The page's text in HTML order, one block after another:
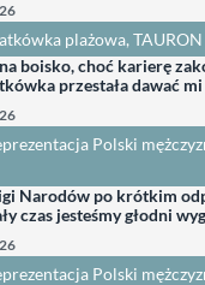
plażowa,
boisko, choć karierę
przestała dawać mi
Polski
Narodów po krótkim
czas jesteśmy głodni
Polski